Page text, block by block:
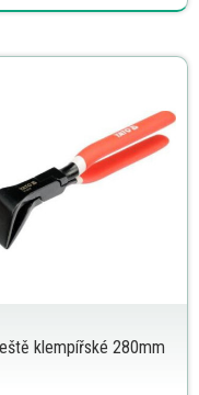
klempířské 280mm